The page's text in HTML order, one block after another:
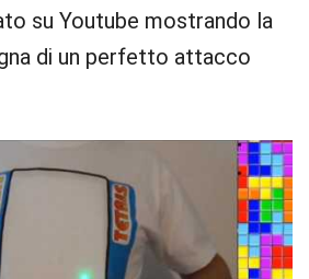
su Youtube mostrando la
di un perfetto attacco